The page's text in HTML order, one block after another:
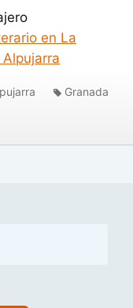
en La
Granada